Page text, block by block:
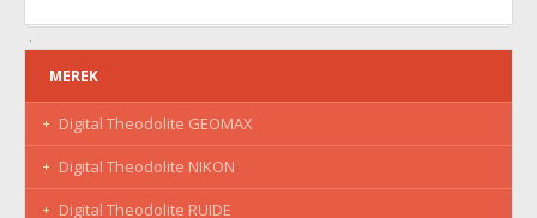
MEREK
Digital Theodolite GEOMAX
Digital Theodolite NIKON
Digital Theodolite RUIDE